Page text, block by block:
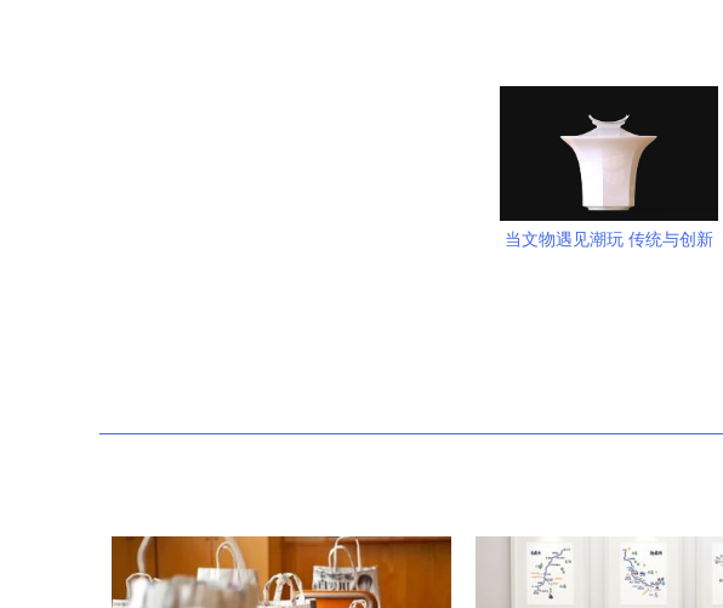
当文物遇见潮玩 传统与创新